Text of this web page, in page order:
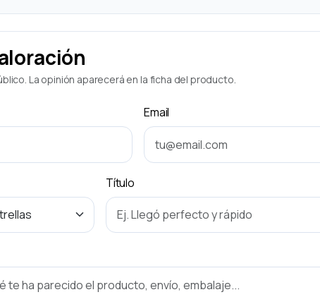
La opinión aparecerá en la ficha del producto.
Email
Título